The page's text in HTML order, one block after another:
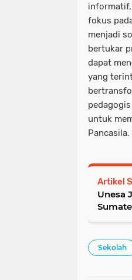
fokus
menjadi
bertukar
dapat
yang
untuk
Pancasila.
Artikel
Unesa
Sekolah